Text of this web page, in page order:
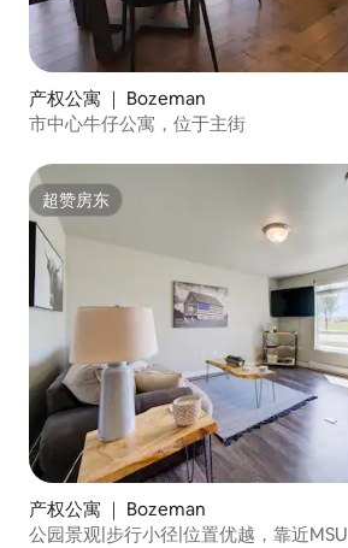
产权公寓 ｜ Bozeman
市中心牛仔公寓，位于主街
超赞房东
超赞房东
产权公寓 ｜ Bozeman
公园景观|步行小径|位置优越，靠近MSU